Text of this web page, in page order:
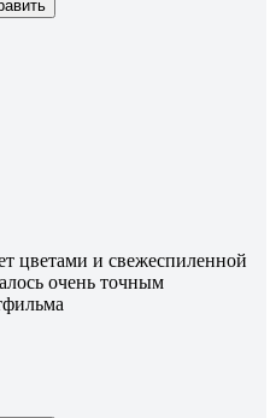
цветами и свежеспиленной
очень точным